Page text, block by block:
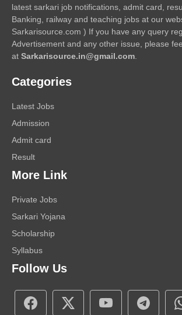
latest sarkari job notifications, admit card,
Banking, railway and teaching jobs at our
Sarkarisource.com ) If you have any query
Advertisement and any other issue, please
at Sarkarisource.in@gmail.com
Categories
Latest Jobs
Admission
Admit card
Result
More Link
Private Jobs
Sarkari Yojana
Scholarship
Syllabus
Follow Us